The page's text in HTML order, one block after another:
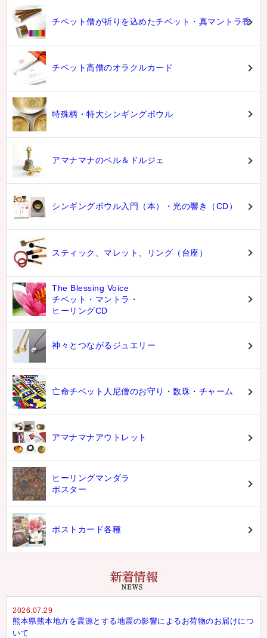
チベット僧が祈りを込めたチベット・真マントラ香
チベット高僧のオラクルカード
特殊柄・特大シンギングボウル
アマナマナのベル＆ドルジェ
シンギングボウル入門（本）・光の響き（CD）
スティック、マレット、リング（台座）
The Blessing Voice
チベット・マントラ・
ヒーリングCD
神々とつながるジュエリー
亡命チベット人尼僧のお守り・数珠・チャーム
アマナマナアウトレット
ヒーリングマンダラ
ポスター
ポストカード各種
2026.07.29
熊本県熊本地方を震源とする地震の影響によるお荷物のお届けにつ
いて